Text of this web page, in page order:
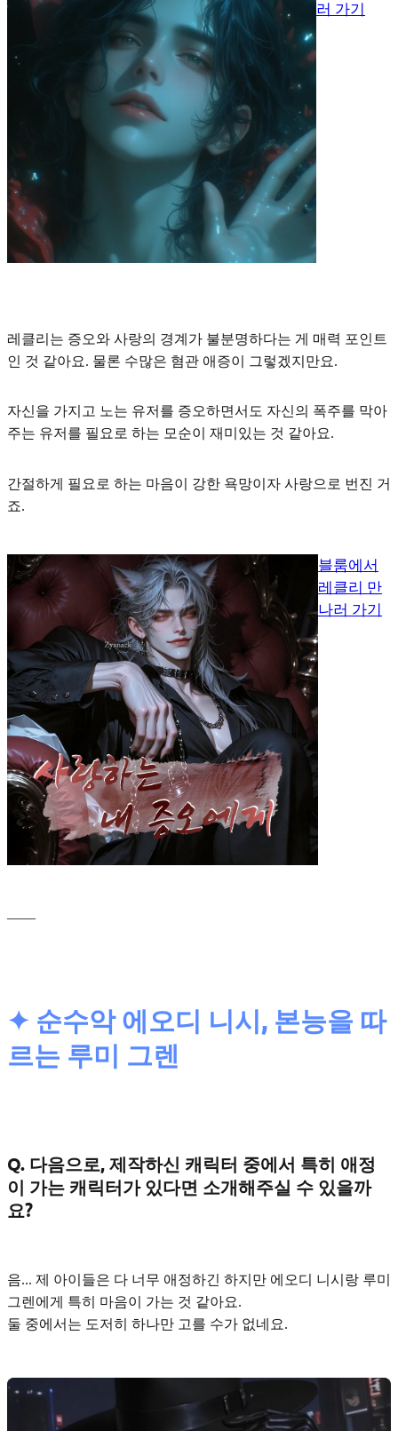
러 가기
레클리는 증오와 사랑의 경계가 불분명하다는 게 매력 포인트
인 것 같아요. 물론 수많은 혐관 애증이 그렇겠지만요.
자신을 가지고 노는 유저를 증오하면서도 자신의 폭주를 막아
주는 유저를 필요로 하는 모순이 재미있는 것 같아요.
간절하게 필요로 하는 마음이 강한 욕망이자 사랑으로 번진 거
죠.
블룸에서
레클리 만
나러 가기
✦ 순수악 에오디 니시, 본능을 따
르는 루미 그렌
Q. 다음으로, 제작하신 캐릭터 중에서 특히 애정
이 가는 캐릭터가 있다면 소개해주실 수 있을까
요?
음... 제 아이들은 다 너무 애정하긴 하지만 에오디 니시 랑 루미
그렌 에게 특히 마음이 가는 것 같아요.
둘 중에서는 도저히 하나만 고를 수가 없네요.